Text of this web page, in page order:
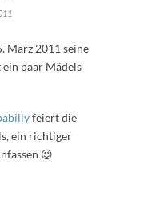
März 2011 seine
paar Mädels
feiert die
ein richtiger
😉